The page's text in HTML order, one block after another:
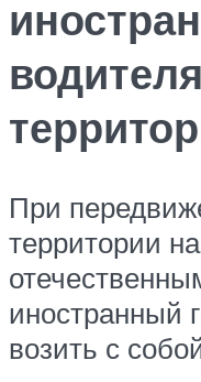
При
территории
иностранный
возить с